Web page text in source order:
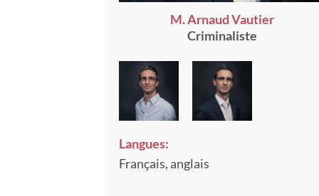
M. Arnaud Vautier
Criminaliste
Langues:
Français, anglais